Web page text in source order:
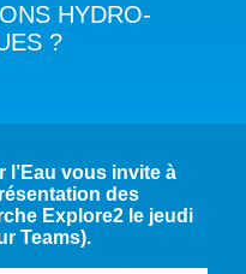
DURABLE (ODD)
FONDÉES SUR LA NATURE
DE CRISES ET FRAGILITÉS
ALIMENTAIRE
HYDRO-
?
l’Eau vous invite à
des
Explore2 le jeudi
Teams).